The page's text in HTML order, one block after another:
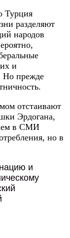
Турция
разделяют
народов
и
Но прежде
отстаивают
Эрдогана,
в СМИ
но в
и